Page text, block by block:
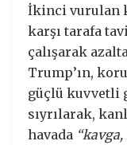
İkinci vurulan
karşı tarafa
çalışarak
Trump’ın,
güçlü kuvvetli
sıyrılarak,
havada